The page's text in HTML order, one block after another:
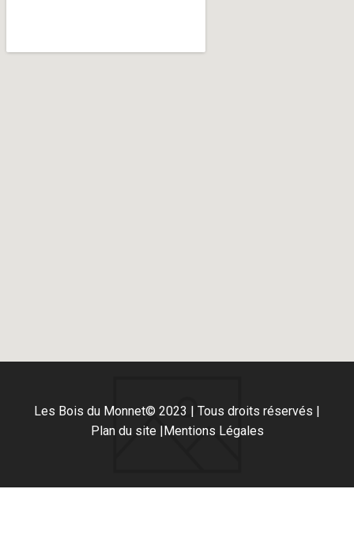
Les Bois du Monnet© 2023 | Tous droits réservés |
Plan du site |Mentions Légales